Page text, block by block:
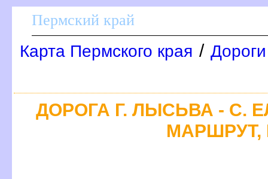
Пермский край
Карта Пермского края /
ДОРОГА Г. ЛЫСЬВА - С.
МАРШРУТ,